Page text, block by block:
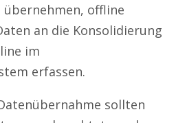
übernehmen, offline
an die Konsolidierung
im
erfassen.
sollten